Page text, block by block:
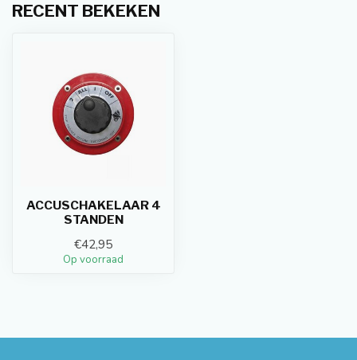
RECENT BEKEKEN
ACCUSCHAKELAAR 4
STANDEN
€42,95
Op voorraad